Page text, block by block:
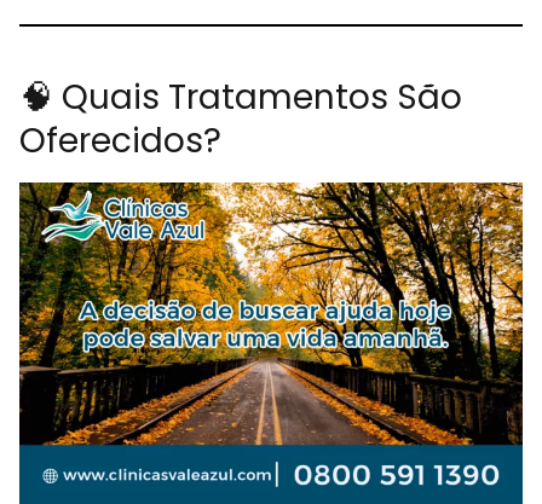
🧠 Quais Tratamentos São
Oferecidos?